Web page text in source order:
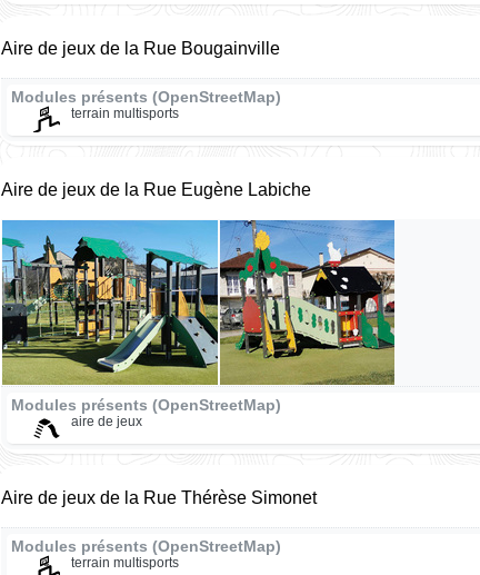
Aire de jeux de la Rue Bougainville
Modules présents (OpenStreetMap)
terrain multisports
Aire de jeux de la Rue Eugène Labiche
Modules présents (OpenStreetMap)
aire de jeux
Aire de jeux de la Rue Thérèse Simonet
Modules présents (OpenStreetMap)
terrain multisports